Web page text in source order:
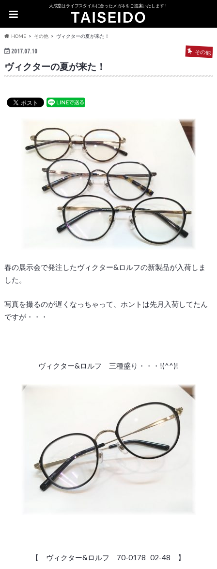
大成堂はライフスタイルに合ったメガネをご提案いたします！
HOME その他 ヴィクターの夏が来た！
2017.07.10 その他
ヴィクターの夏が来た！
春の展示会で発注したヴィクター&ロルフの新製品が入荷しま
した。
写真を撮るのが遅くなっちゃって、ホントは先月入荷してたん
ですが・・・
ヴィクター&ロルフ 三種盛り・・・!(^^)!
【 ヴィクター&ロルフ 70-0178 02-48 】